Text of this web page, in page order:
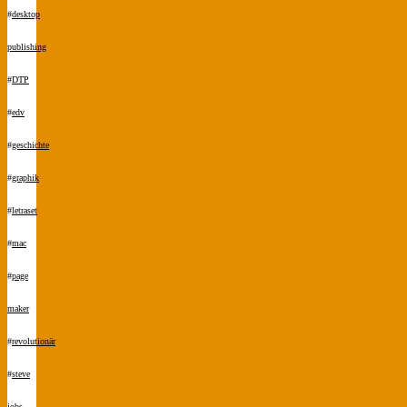
#desktop
publishing
#DTP
#edv
#geschichte
#graphik
#letraset
#mac
#page
maker
#revolutionär
#steve